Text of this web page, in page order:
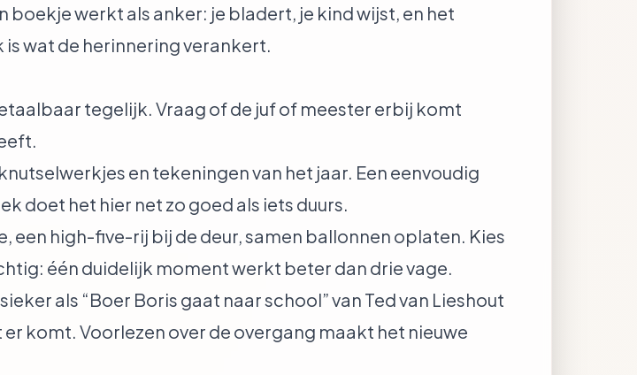
werkt als anker: je bladert, je kind wijst, en het
wat de herinnering verankert.
tegelijk. Vraag of de juf of meester erbij komt
en tekeningen van het jaar. Een eenvoudig
doet het hier net zo goed als iets duurs.
een high-five-rij bij de deur, samen ballonnen oplaten. Kies
één duidelijk moment werkt beter dan drie vage.
als “Boer Boris gaat naar school” van Ted van Lieshout
komt. Voorlezen over de overgang maakt het nieuwe